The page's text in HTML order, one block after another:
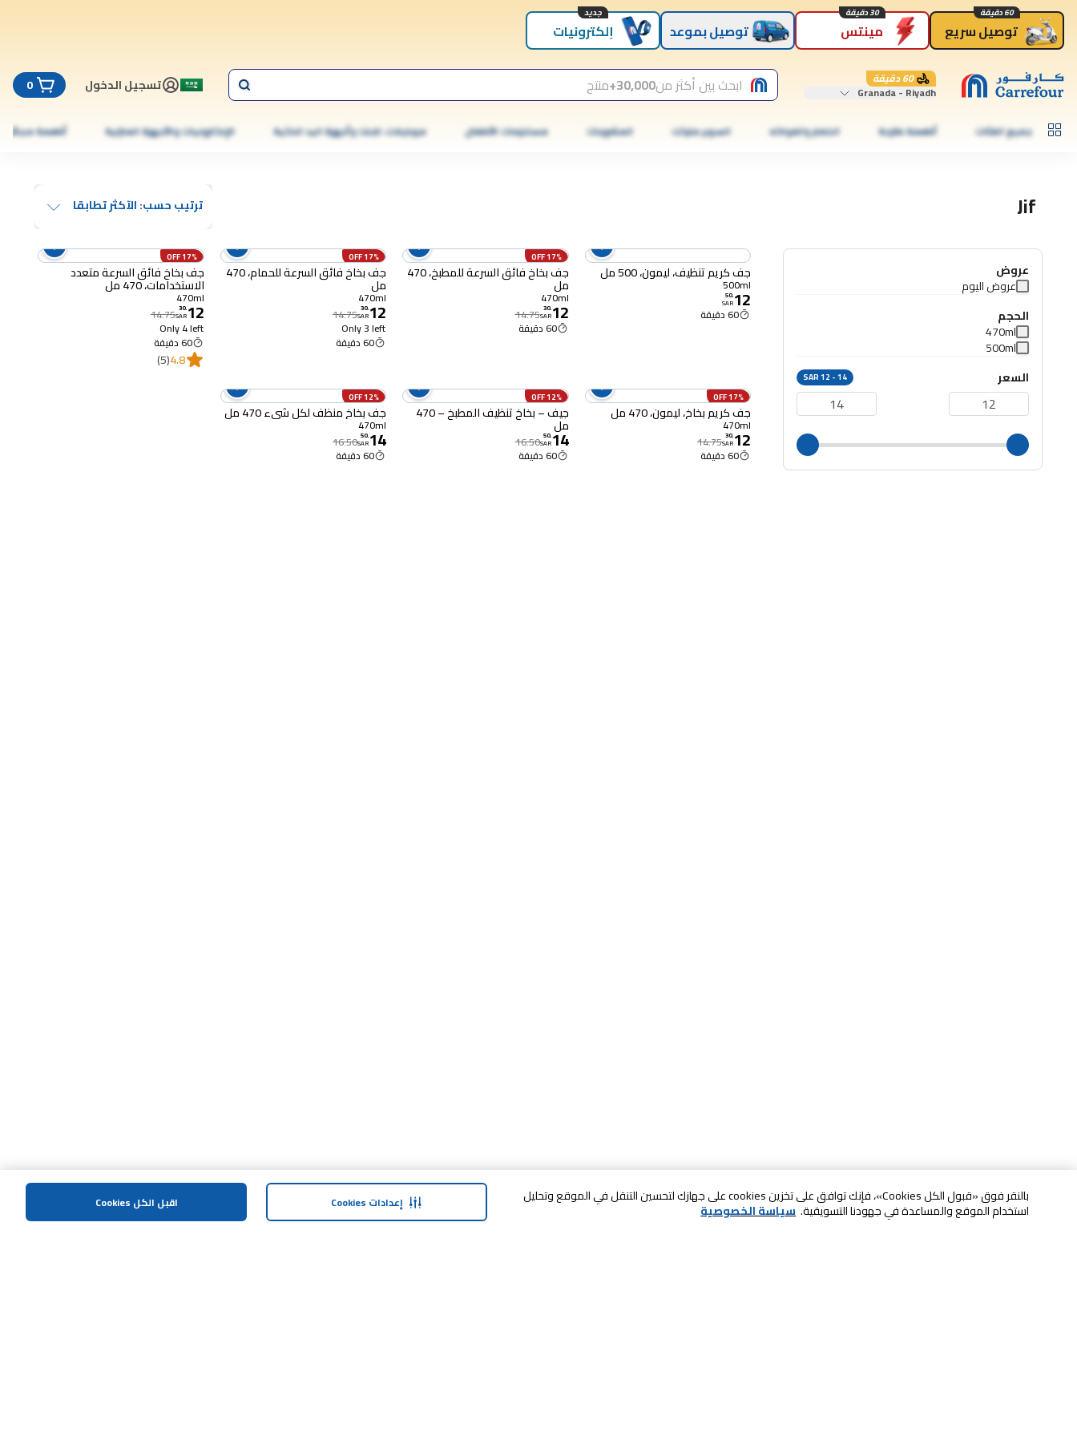
بالنقر فوق «قبول الكل Cookies»، فإنك توافق على تخزين cookies على جهازك لتحسين التنقل في الموقع وتحليل
استخدام الموقع والمساعدة في جهودنا التسويقية. سياسة الخصوصية اقبل الكل Cookies إعدادات Cookies
توصيل سريع
60 دقيقة
مينتس
30 دقيقة
توصيل بموعد إلكترونيات
جديد
60 دقيقة
Granada - Riyadh ابحث بين أكثر من30,000+ منتج تسجيل الدخول 0
جميع الفئات أطعمة طازجة الخضار والفواكه السوبر ماركت المشروبات مستلزمات الأطفال موبايلات، تابلت وأجهزة اليد الذكية الإلكترونيات والأجهزة المنزلية أطعمة مجمّدة
Jif ترتيب حسب: الآكثر تطابقا
عروض
عروض اليوم
الحجم
470ml
500ml
السعر
SAR 12 - 14
جف كريم تنظيف، ليمون، 500 مل
500ml
12
.
50
SAR
60 دقيقة
17% OFF
جف بخاخ فائق السرعة للمطبخ، 470
مل
470ml
12
.
30
SAR
14.75
60 دقيقة
17% OFF
جف بخاخ فائق السرعة للحمام، 470
مل
470ml
12
.
30
SAR
14.75
Only 3 left
60 دقيقة
17% OFF
جف بخاخ فائق السرعة متعدد
الاستخدامات، 470 مل
470ml
12
.
30
SAR
14.75
Only 4 left
60 دقيقة
4.8
(5)
17% OFF
جف كريم بخاخ، ليمون، 470 مل
470ml
12
.
30
SAR
14.75
60 دقيقة
12% OFF
جيف – بخاخ تنظيف المطبخ – 470
مل
14
.
50
SAR
16.50
60 دقيقة
12% OFF
جف بخاخ منظف لكل شيء 470 مل
470ml
14
.
50
SAR
16.50
60 دقيقة